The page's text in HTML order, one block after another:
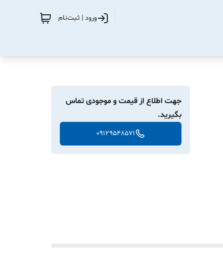
ورود | ثبت‌نام
جهت اطلاع از قیمت و موجودی تماس
بگیرید.
09129548571